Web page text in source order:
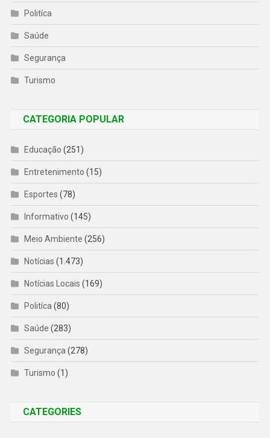
Politíca
Saúde
Segurança
Turismo
CATEGORIA POPULAR
Educação (251)
Entretenimento (15)
Esportes (78)
Informativo (145)
Meio Ambiente (256)
Notícias (1.473)
Notícias Locais (169)
Politíca (80)
Saúde (283)
Segurança (278)
Turismo (1)
CATEGORIES